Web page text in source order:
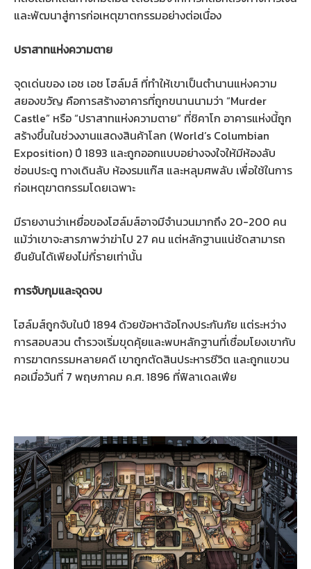
และพัฒนาสู่การก่อเหตุฆาตกรรมอย่างต่อเนื่อง
ปราสาทแห่งความตาย
จุดเด่นของ เอช เอช โฮล์มส์ ที่ทำให้เขาเป็นตำนานแห่งความ
สยองขวัญ คือการสร้างอาคารที่ถูกขนานนามว่า “Murder
Castle” หรือ “ปราสาทแห่งความตาย” ที่ชิคาโก อาคารแห่งนี้ถูก
สร้างขึ้นในช่วงงานแสดงสินค้าโลก (World’s Columbian
Exposition) ปี 1893 และถูกออกแบบอย่างจงใจให้มีห้องลับ
ซ่อนประตู ทางเดินลับ ห้องรมแก๊ส และหลุมศพลับ เพื่อใช้ในการ
ก่อเหตุฆาตกรรมโดยเฉพาะ
มีรายงานว่าเหยื่อของโฮล์มส์อาจมีจำนวนมากถึง 20-200 คน
แม้ว่าเขาจะสารภาพว่าฆ่าไป 27 คน แต่หลักฐานแน่ชัดสามารถ
ยืนยันได้เพียงไม่กี่รายเท่านั้น
การจับกุมและจุดจบ
โฮล์มส์ถูกจับในปี 1894 ด้วยข้อหาฉ้อโกงประกันภัย แต่ระหว่าง
การสอบสวน ตำรวจเริ่มขุดคุ้ยและพบหลักฐานที่เชื่อมโยงเขากับ
การฆาตกรรมหลายคดี เขาถูกตัดสินประหารชีวิต และถูกแขวน
คอเมื่อวันที่ 7 พฤษภาคม ค.ศ. 1896 ที่ฟิลาเดลเฟีย